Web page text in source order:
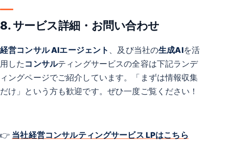
8. サービス詳細・お問い合わせ
経営コンサル AIエージェント 、及び当社の生成AIを活
用した コンサルティングサービスの全容は下記ランデ
ィングページでご紹介しています。「まずは情報収集
だけ」という方も歓迎です。ぜひ一度ご覧ください！
👉 当社経営コンサルティングサービス LPはこちら